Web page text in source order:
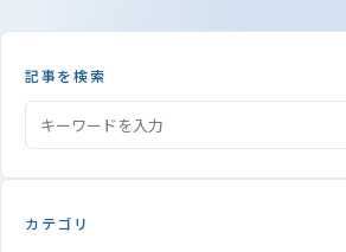
記事を検索
カテゴリ